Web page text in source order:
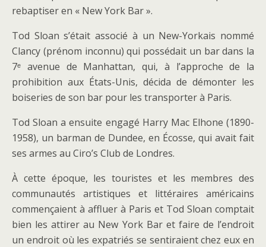
rebaptiser en « New York Bar ».
Tod Sloan s’était associé à un New-Yorkais nommé
Clancy (prénom inconnu) qui possédait un bar dans la
7ᵉ avenue de Manhattan, qui, à l’approche de la
prohibition aux États-Unis, décida de démonter les
boiseries de son bar pour les transporter à Paris.
Tod Sloan a ensuite engagé Harry Mac Elhone (1890-
1958), un barman de Dundee, en Écosse, qui avait fait
ses armes au Ciro’s Club de Londres.
À cette époque, les touristes et les membres des
communautés artistiques et littéraires américains
commençaient à affluer à Paris et Tod Sloan comptait
bien les attirer au New York Bar et faire de l’endroit
un endroit où les expatriés se sentiraient chez eux en